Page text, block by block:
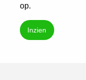
op.
Inzien